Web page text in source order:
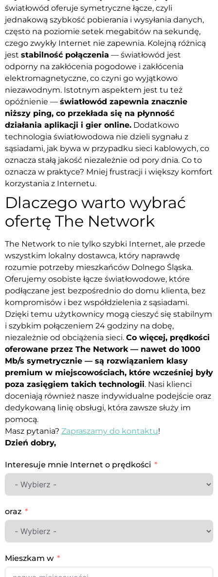
światłowód oferuje symetryczne łącze, czyli
jednakową szybkość pobierania i wysyłania danych,
często na poziomie setek megabitów na sekundę,
czego zwykły Internet nie zapewnia. Kolejną różnicą
jest stabilność połączenia — światłowód jest
odporny na zakłócenia pogodowe i zakłócenia
elektromagnetyczne, co czyni go wyjątkowo
niezawodnym. Istotnym aspektem jest tu też
opóźnienie — światłowód zapewnia znacznie
niższy ping, co przekłada się na płynność
działania aplikacji i gier online. Dodatkowo
technologia światłowodowa nie dzieli sygnału z
sąsiadami, jak bywa w przypadku sieci kablowych, co
oznacza stałą jakość niezależnie od pory dnia. Co to
oznacza w praktyce? Mniej frustracji i większy komfort
korzystania z Internetu.
Dlaczego warto wybrać
ofertę The Network
The Network to nie tylko szybki Internet, ale przede
wszystkim lokalny dostawca, który naprawdę
rozumie potrzeby mieszkańców Dolnego Śląska.
Oferujemy osobiste łącze światłowodowe, które
podłączane jest bezpośrednio do domu klienta, bez
kompromisów i bez współdzielenia z sąsiadami.
Dzięki temu użytkownicy mogą cieszyć się stabilnym
i szybkim połączeniem 24 godziny na dobę,
niezależnie od obciążenia sieci. Co więcej, prędkości
oferowane przez The Network — nawet do 1000
Mb/s symetrycznie — są rozwiązaniem klasy
premium w miejscowościach, które wcześniej były
poza zasięgiem takich technologii. Nasi klienci
doceniają również nasze indywidualne podejście oraz
dedykowaną linię obsługi, która zawsze służy im
pomocą.
Masz pytania? Zapraszamy do kontaktu!
Dzień dobry,
Interesuje mnie Internet o prędkości
oraz
Mieszkam w